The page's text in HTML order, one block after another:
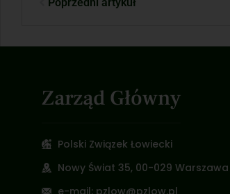
Zarząd Główny
Polski Związek Łowiecki
Nowy Świat 35, 00-029 Warszawa
e-mail: pzlow@pzlow.pl